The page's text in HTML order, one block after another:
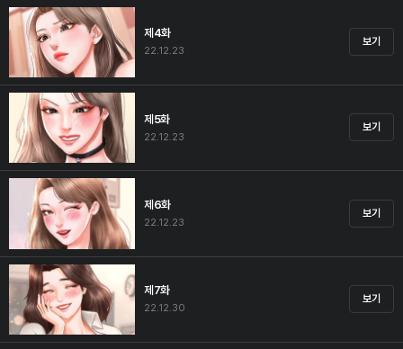
제4화
22.12.23
보기
제5화
22.12.23
보기
제6화
22.12.23
보기
제7화
22.12.30
보기